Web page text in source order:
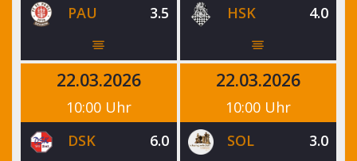
PAU
3.5
HSK
4.0
22.03.2026
10:00 Uhr
DSK
6.0
22.03.2026
10:00 Uhr
SOL
3.0